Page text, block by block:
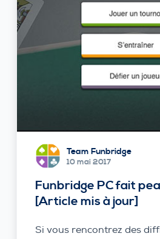
Team Funbridge
10 mai 2017
Funbridge PC fait
[Article mis à jour]
Si vous rencontrez des